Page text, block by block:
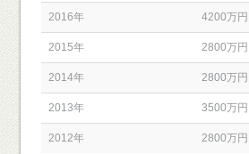
2016年 4200万円
2015年 2800万円
2014年 2800万円
2013年 3500万円
2012年 2800万円